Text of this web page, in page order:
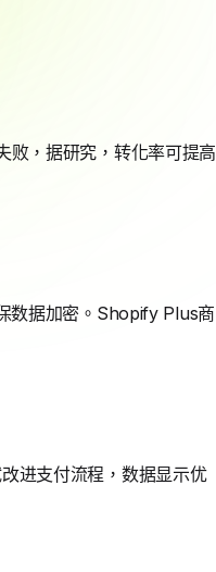
败，据研究，转化率可提高
数据加密。Shopify Plus商
进支付流程，数据显示优